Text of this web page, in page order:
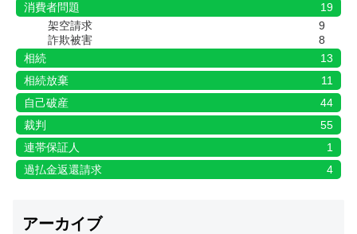
消費者問題
19
架空請求
9
詐欺被害
8
相続
13
相続放棄
11
自己破産
44
裁判
55
連帯保証人
1
過払金返還請求
4
アーカイブ